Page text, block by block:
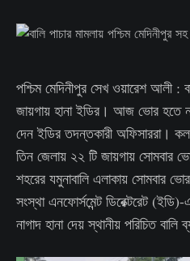
পশ্চিম মেদিনীপুর সেখ ওয়ারেশ আলী :
জায়গায় হানা ইডির। আজ ভোর হতে
দেন ইডির তদন্তকারী অফিসাররা।
তিন জেলায় ২২ টি জায়গায় সোমবার
শহরের যমুনাবালি এলাকায় সোমবার
সংস্থা এনফোর্সমেন্ট ডিরেক্টরেট
নাগাদ হানা দেয় স্থানীয় পরিচিত বালি